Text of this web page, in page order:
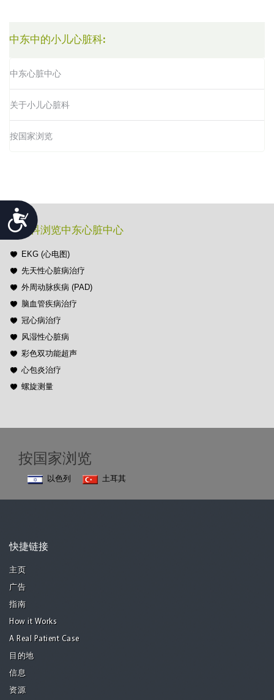
Accessibility
中东中的小儿心脏科:
中东心脏中心
关于小儿心脏科
按国家浏览
按专科浏览中东心脏中心
EKG (心电图)
先天性心脏病治疗
外周动脉疾病 (PAD)
脑血管疾病治疗
冠心病治疗
风湿性心脏病
彩色双功能超声
心包炎治疗
螺旋测量
按国家浏览
以色列 土耳其
快捷链接
主页
广告
指南
How it Works
A Real Patient Case
目的地
信息
资源